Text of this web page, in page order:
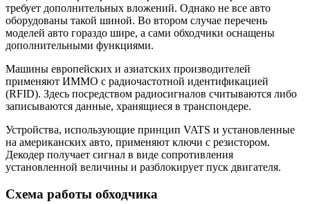
требует дополнительных вложений. Однако не все авто
оборудованы такой шиной. Во втором случае перечень
моделей авто гораздо шире, а сами обходчики оснащены
дополнительными функциями.
Машины европейских и азиатских производителей
применяют ИММО с радиочастотной идентификацией
(RFID). Здесь посредством радиосигналов считываются либо
записываются данные, хранящиеся в транспондере.
Устройства, использующие принцип VATS и установленные
на американских авто, применяют ключи с резистором.
Декодер получает сигнал в виде сопротивления
установленной величины и разблокирует пуск двигателя.
Схема работы обходчика